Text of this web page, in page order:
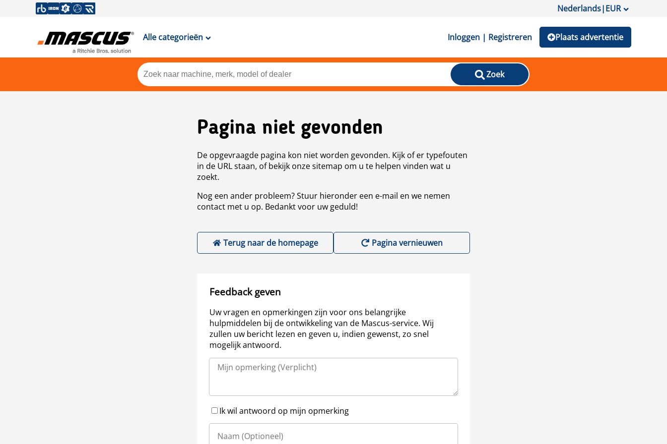
Nederlands|EUR
Alle categorieën Inloggen | Registreren Plaats advertentie
Zoek
Pagina niet gevonden
De opgevraagde pagina kon niet worden gevonden. Kijk of er typefouten
in de URL staan, of bekijk onze sitemap om u te helpen vinden wat u
zoekt.
Nog een ander probleem? Stuur hieronder een e-mail en we nemen
contact met u op. Bedankt voor uw geduld!
Terug naar de homepage Pagina vernieuwen
Feedback geven
Uw vragen en opmerkingen zijn voor ons belangrijke
hulpmiddelen bij de ontwikkeling van de Mascus-service. Wij
zullen uw bericht lezen en geven u, indien gewenst, zo snel
mogelijk antwoord.
Ik wil antwoord op mijn opmerking